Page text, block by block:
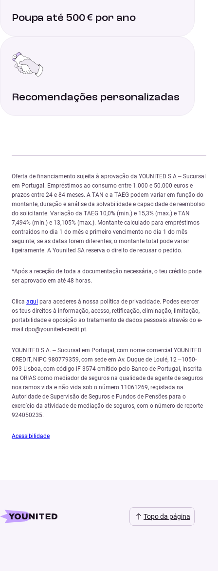
Poupa até 500 € por ano
Recomendações personalizadas
Oferta de financiamento sujeita à aprovação da YOUNITED S.A – Sucursal
em Portugal. Empréstimos ao consumo entre 1.000 e 50.000 euros e
prazos entre 24 e 84 meses. A TAN e a TAEG podem variar em função do
montante, duração e análise da solvabilidade e capacidade de reembolso
do solicitante. Variação da TAEG 10,0% (min.) e 15,3% (max.) e TAN
7,494% (min.) e 13,105% (max.). Montante calculado para empréstimos
contraídos no dia 1 do mês e primeiro vencimento no dia 1 do mês
seguinte; se as datas forem diferentes, o montante total pode variar
ligeiramente. A Younited SA reserva o direito de recusar o pedido.
*Após a receção de toda a documentação necessária, o teu crédito pode
ser aprovado em até 48 horas.
Clica aqui para acederes à nossa política de privacidade. Podes exercer
os teus direitos à informação, acesso, retificação, eliminação, limitação,
portabilidade e oposição ao tratamento de dados pessoais através do e-
mail dpo@younited-credit.pt.
YOUNITED S.A. – Sucursal em Portugal, com nome comercial YOUNITED
CREDIT, NIPC 980779359, com sede em Av. Duque de Loulé, 12 –1050-
093 Lisboa, com código IF 3574 emitido pelo Banco de Portugal, inscrita
na ORIAS como mediador de seguros na qualidade de agente de seguros
nos ramos vida e não vida sob o número 11061269, registada na
Autoridade de Supervisão de Seguros e Fundos de Pensões para o
exercício da atividade de mediação de seguros, com o número de reporte
924050235.
Acessibilidade
Topo da página